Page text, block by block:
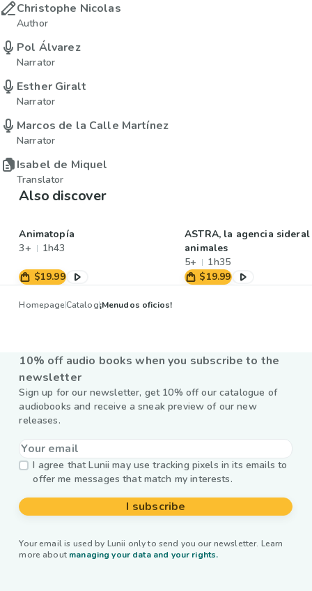
Christophe Nicolas
Author
Pol Álvarez
Narrator
Esther Giralt
Narrator
Marcos de la Calle Martínez
Narrator
Isabel de Miquel
Translator
Also discover
Animatopía
3+
1h43
$19.99
ASTRA, la agencia
animales
5+
1h35
$19.99
HomepageCatalog¡Menudos oficios!
10% off audio books when you subscribe to the
newsletter
Sign up for our newsletter, get 10% off our catalogue of
audiobooks and receive a sneak preview of our new
releases.
I agree that Lunii may use tracking pixels in its emails to
offer me messages that match my interests.
I subscribe
Your email is used by Lunii only to send you our newsletter. Learn
more about managing your data and your rights.